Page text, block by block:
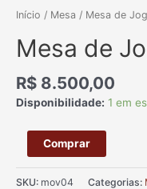
Início / Mesa / Mesa de
Mesa de
R$ 8.500,00
Disponibilidade: 1 em
Pau
Marfim
quantidade
Comprar
SKU: mov04 Categorias: